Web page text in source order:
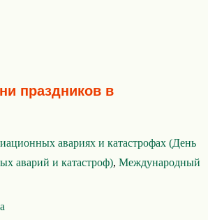
праздников в
авариях и катастрофах (День
аварий и катастроф), Международный